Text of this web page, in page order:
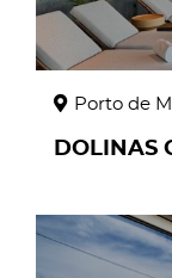
Porto de
DOLINAS
page